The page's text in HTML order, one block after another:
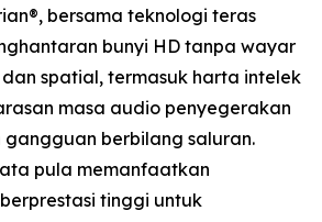
bersama teknologi teras
bunyi HD tanpa wayar
spatial, termasuk harta intelek
masa audio penyegerakan
berbilang saluran.
pula memanfaatkan
tinggi untuk